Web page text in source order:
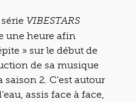
VIBESTARS
une heure afin
» sur le début de
de sa musique
2. C’est autour
assis face à face,